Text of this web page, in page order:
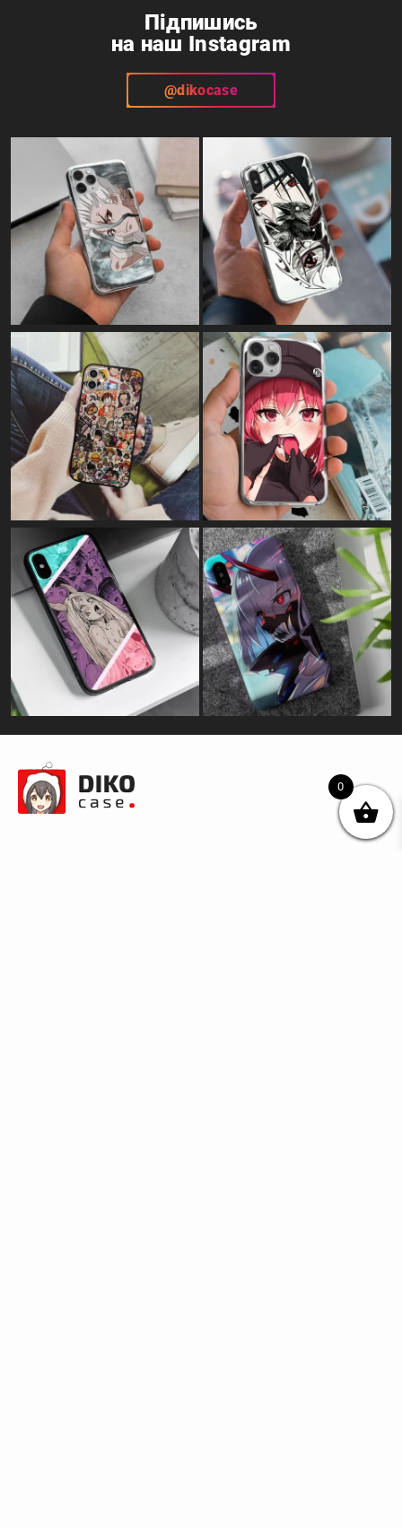
Підпишись
на наш Instagram
@dikocase
0